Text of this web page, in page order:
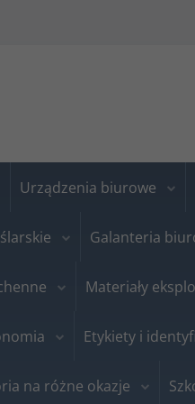
Urządzenia biurowe
Galanteria
Materiały
Etykiety i
na różne okazje